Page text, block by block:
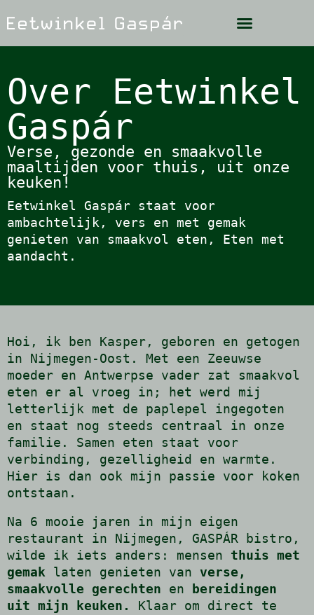
Over Eetwinkel
Gaspár
Verse, gezonde en smaakvolle
maaltijden voor thuis, uit onze
keuken!
Eetwinkel Gaspár staat voor
ambachtelijk, vers en met gemak
genieten van smaakvol eten, Eten met
aandacht.
Hoi, ik ben Kasper, geboren en getogen
in Nijmegen-Oost. Met een Zeeuwse
moeder en Antwerpse vader zat smaakvol
eten er al vroeg in; het werd mij
letterlijk met de paplepel ingegoten
en staat nog steeds centraal in onze
familie. Samen eten staat voor
verbinding, gezelligheid en warmte.
Hier is dan ook mijn passie voor koken
ontstaan.
Na 6 mooie jaren in mijn eigen
restaurant in Nijmegen, GASPÁR bistro,
wilde ik iets anders: mensen thuis met
gemak laten genieten van verse,
smaakvolle gerechten en bereidingen
uit mijn keuken.
Klaar om direct te